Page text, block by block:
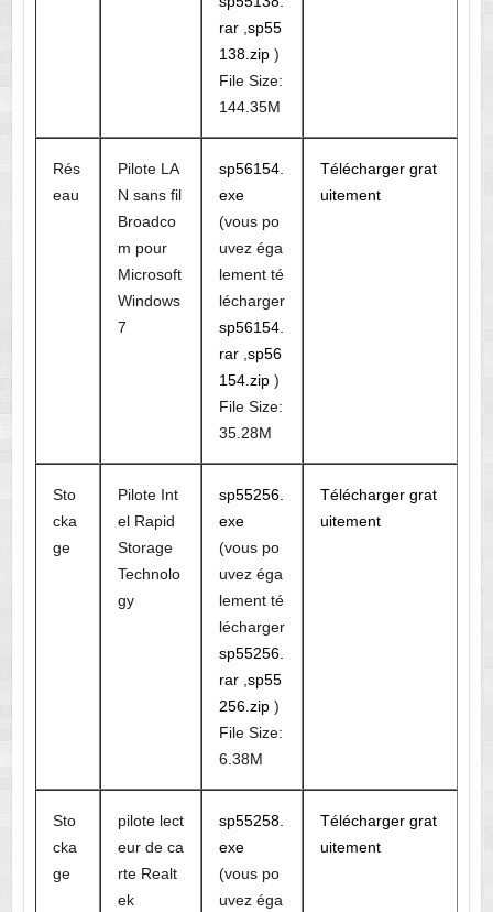
rar, sp55
138.zip)
File Size:
144.35M
Rés
eau
Pilote LA
N sans fil
Broadco
m pour
Microsoft
Windows
7
sp56154.
exe
(vous po
uvez éga
lement té
lécharger
sp56154.
rar, sp56
154.zip)
File Size:
35.28M
Télécharger grat
uitement
Sto
cka
ge
Pilote Int
el Rapid
Storage
Technolo
gy
sp55256.
exe
(vous po
uvez éga
lement té
lécharger
sp55256.
rar, sp55
256.zip)
File Size:
6.38M
Télécharger grat
uitement
Sto
cka
ge
pilote lect
eur de ca
rte Realt
ek
sp55258.
exe
(vous po
uvez éga
Télécharger grat
uitement